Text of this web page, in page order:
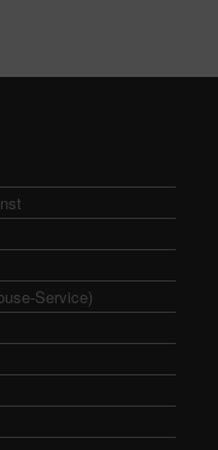
Service)